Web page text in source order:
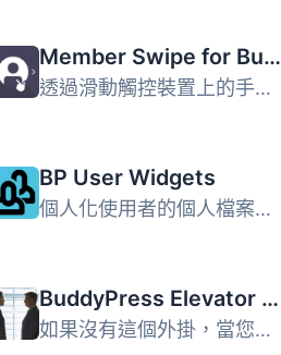
Member Swipe for BuddyPress
透過滑動觸控裝置上的手指或桌面上的滑鼠點擊輕鬆地瀏覽您的 ...
BP User Widgets
個人化使用者的個人檔案是社交網路的重要部分。這個外掛程式...
BuddyPress Elevator Pitch – Enhanced Member Cards
如果沒有這個外掛，當您進入一個社群並點擊成員時，您會在每...